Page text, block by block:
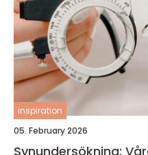
inspiration
05. February 2026
Synundersökning: